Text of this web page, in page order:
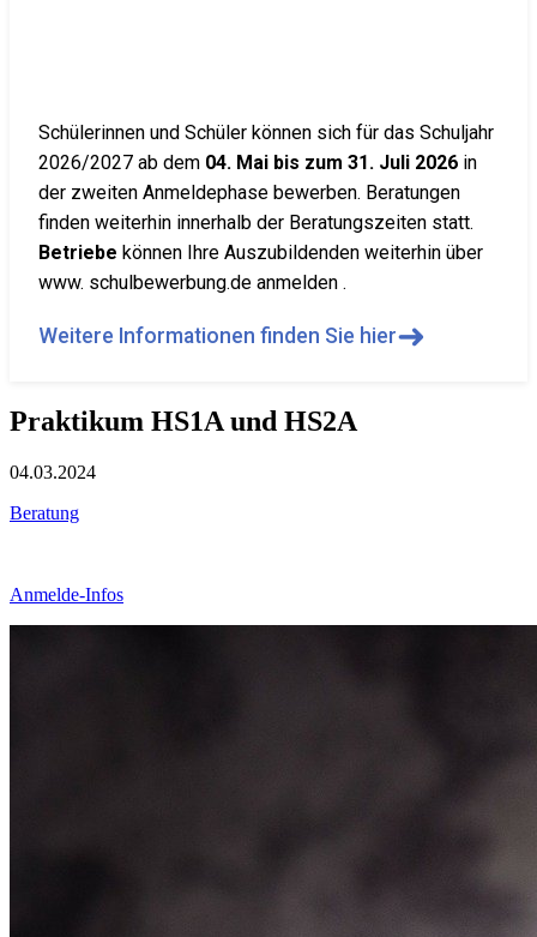
Schülerinnen und Schüler können sich für das Schuljahr
2026/2027 ab dem 04. Mai bis zum 31. Juli 2026 in
der zweiten Anmeldephase bewerben. Beratungen
finden weiterhin innerhalb der Beratungszeiten statt.
Betriebe können Ihre Auszubildenden weiterhin über
www. schulbewerbung.de anmelden .
Weitere Informationen finden Sie hier➜
Praktikum HS1A und HS2A
04.03.2024
Beratung
Anmelde-Infos